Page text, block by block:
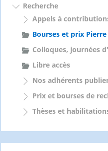
Recherche
Appels à
Bourses et prix
Colloques, journées
Libre accès
Nos adhérents
Prix et bourses de
Thèses et